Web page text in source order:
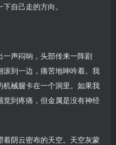
自己走的方向。
声闷响，头部传来一阵剧
到一边，痛苦地呻吟着。我
械腿卡在一个洞里。如果我
到疼痛，但金属是没有神经
阴云密布的天空。天空灰蒙